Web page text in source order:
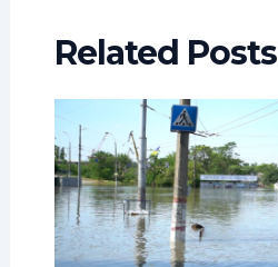
Related Posts